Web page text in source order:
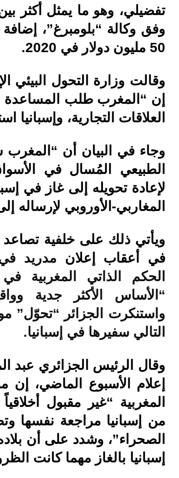
وفق وكالة “بلومبرغ”،
50 مليون دولار في 2020.
وقالت وزارة التحول البيئي
إن “المغرب طلب
العلاقات التجارية،
وجاء في البيان أن
الطبيعي المُسال في
لإعادة تحويله إلى غاز في
المغاربي-الأوروبي لإرساله
ويأتي ذلك على خلفية تصاعد
في أعقاب إعلان
الحكم الذاتي المغربية
“الأساس الأكثر جدية
واستنكرت الجزائر “تحوّل”
التالي سفيرها في إسبانيا.
وقال الرئيس الجزائري عبد
إعلام الأسبوع الماضي،
المغربية “غير مقبول
من إسبانيا مراجعة نفسها
الصحراء”، وشدد على أن
إسبانيا بالغاز مهما كانت